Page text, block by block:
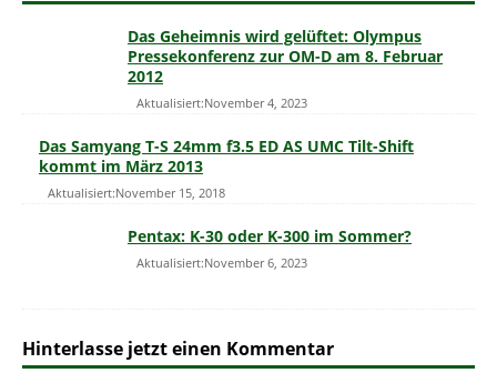
Das Geheimnis wird gelüftet: Olympus
Pressekonferenz zur OM-D am 8. Februar
2012
Aktualisiert:November 4, 2023
Das Samyang T-S 24mm f3.5 ED AS UMC Tilt-Shift
kommt im März 2013
Aktualisiert:November 15, 2018
Pentax: K-30 oder K-300 im Sommer?
Aktualisiert:November 6, 2023
Hinterlasse jetzt einen Kommentar